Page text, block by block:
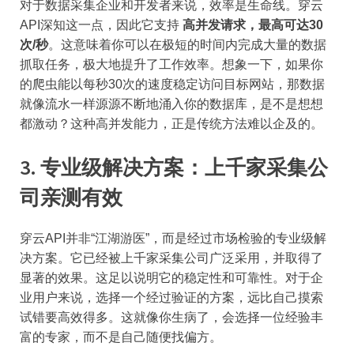
对于数据采集企业和开发者来说，效率是生命线。穿云
API深知这一点，因此它支持 高并发请求，最高可达30
次/秒。这意味着你可以在极短的时间内完成大量的数据
抓取任务，极大地提升了工作效率。想象一下，如果你
的爬虫能以每秒30次的速度稳定访问目标网站，那数据
就像流水一样源源不断地涌入你的数据库，是不是想想
都激动？这种高并发能力，正是传统方法难以企及的。
3. 专业级解决方案：上千家采集公
司亲测有效
穿云API并非“江湖游医”，而是经过市场检验的专业级解
决方案。它已经被上千家采集公司广泛采用，并取得了
显著的效果。这足以说明它的稳定性和可靠性。对于企
业用户来说，选择一个经过验证的方案，远比自己摸索
试错要高效得多。这就像你生病了，会选择一位经验丰
富的专家，而不是自己随便找偏方。